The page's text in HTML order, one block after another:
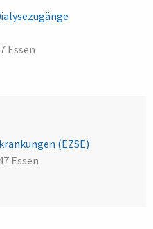
Essen
(EZSE)
Essen